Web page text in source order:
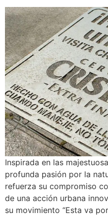
Inspirada en las
profunda pasión por la
refuerza su compromiso
de una acción urbana
su movimiento “Esta va